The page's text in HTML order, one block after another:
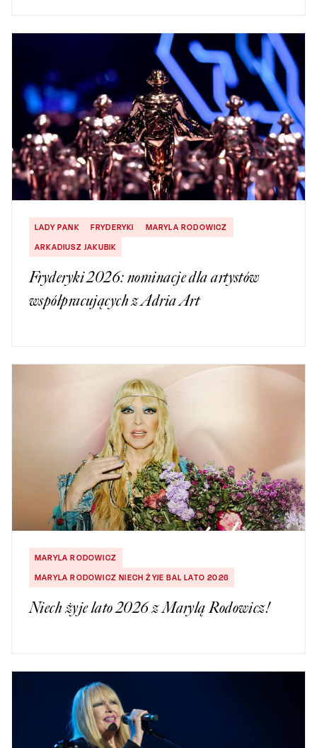
LADY PANK FRYDERYKI
MARYLA RODOWICZ
ARKADIUSZ JAKUBIK
Fryderyki 2026: nominacje dla artystów
współpracujących z Adria Art
MARYLA RODOWICZ
MARYLA RODOWICZ NIECH ŻYJE BAL LATO 2026
Niech żyje lato 2026 z Marylą Rodowicz!